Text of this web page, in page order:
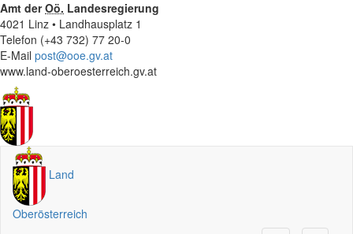
Amt derOö. Landesregierung
4021 Linz • Landhausplatz 1
Telefon (+43 732) 77 20-0
E-Mail post@ooe.gv.at
www.land-oberoesterreich.gv.at
Land
Oberösterreich